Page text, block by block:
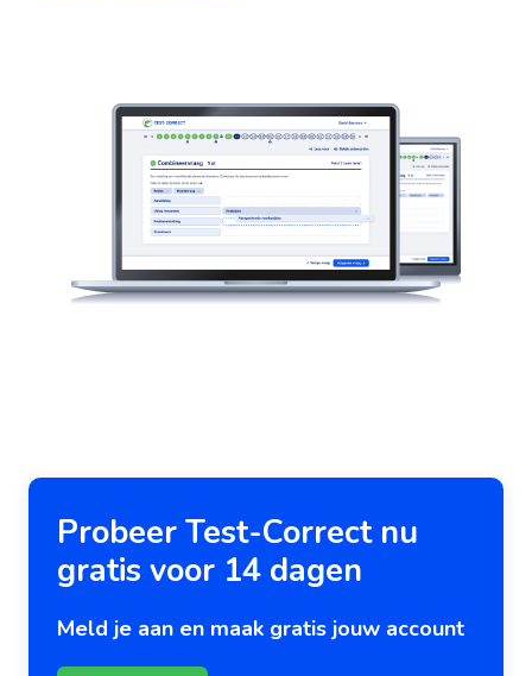
Probeer Test-Correct nu
gratis voor 14 dagen
Meld je aan en maak gratis jouw account